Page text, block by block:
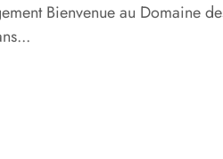
Bienvenue au Domaine